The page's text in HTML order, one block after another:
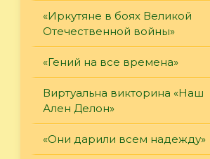
«Иркутяне в боях Великой
Отечественной войны»
«Гений на все времена»
Виртуальна викторина «Наш
Ален Делон»
«Они дарили всем надежду»